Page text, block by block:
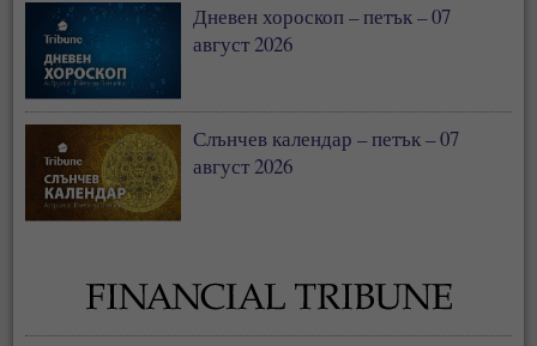
Дневен хороскоп – петък – 07
август 2026
Слънчев календар – петък – 07
август 2026